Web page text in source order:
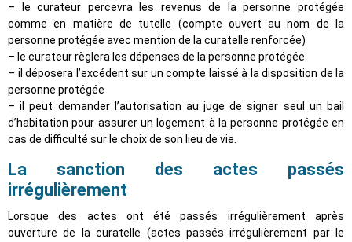
– le curateur percevra les revenus de la personne protégée
comme en matière de tutelle (compte ouvert au nom de la
personne protégée avec mention de la curatelle renforcée)
– le curateur règlera les dépenses de la personne protégée
– il déposera l’excédent sur un compte laissé à la disposition de la
personne protégée
– il peut demander l’autorisation au juge de signer seul un bail
d’habitation pour assurer un logement à la personne protégée en
cas de difficulté sur le choix de son lieu de vie.
La sanction des actes passés
irrégulièrement
Lorsque des actes ont été passés irrégulièrement après
ouverture de la curatelle (actes passés irrégulièrement par le